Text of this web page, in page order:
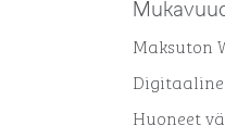
Maksuton
Huoneet